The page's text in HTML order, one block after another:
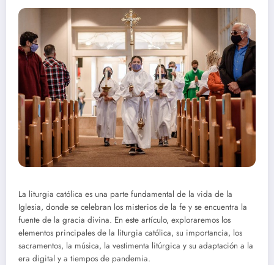
La liturgia católica es una parte fundamental de la vida de la
Iglesia, donde se celebran los misterios de la fe y se encuentra la
fuente de la gracia divina. En este artículo, exploraremos los
elementos principales de la liturgia católica, su importancia, los
sacramentos, la música, la vestimenta litúrgica y su adaptación a la
era digital y a tiempos de pandemia.